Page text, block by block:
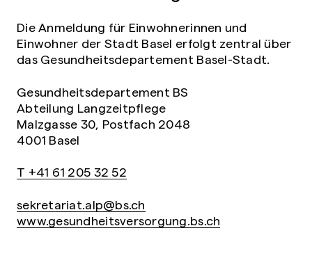
Die Anmeldung für Einwohnerinnen und
Einwohner der Stadt Basel erfolgt zentral über
das Gesundheitsdepartement Basel-Stadt.
Gesundheitsdepartement BS
Abteilung Langzeitpflege
Malzgasse 30, Postfach 2048
4001 Basel
T +41 61 205 32 52
sekretariat.alp@bs.ch
www.gesundheitsversorgung.bs.ch